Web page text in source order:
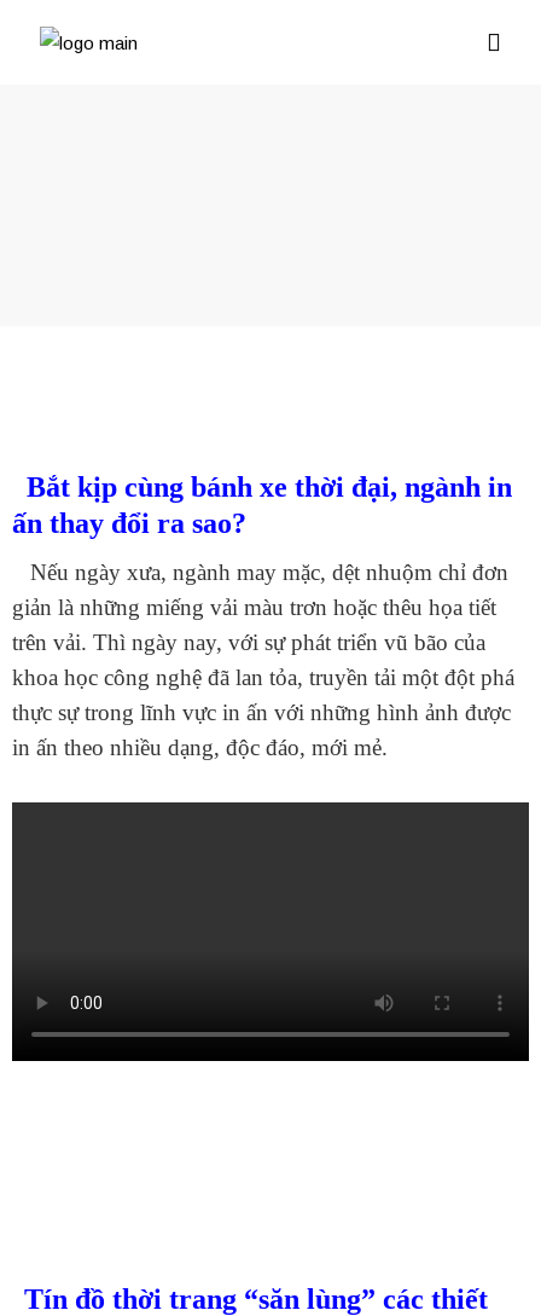
Bắt kịp cùng bánh xe thời đại, ngành in
ấn thay đổi ra sao?
Nếu ngày xưa, ngành may mặc, dệt nhuộm chỉ đơn
giản là những miếng vải màu trơn hoặc thêu họa tiết
trên vải. Thì ngày nay, với sự phát triển vũ bão của
khoa học công nghệ đã lan tỏa, truyền tải một đột phá
thực sự trong lĩnh vực in ấn với những hình ảnh được
in ấn theo nhiều dạng, độc đáo, mới mẻ.
Tín đồ thời trang “săn lùng” các thiết